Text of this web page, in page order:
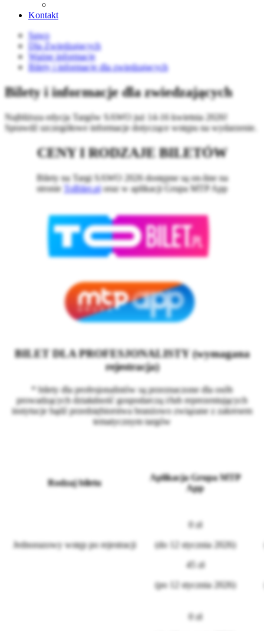
Kontakt
Sawo
Dla Zwiedzających
Ważne informacje
Bilety i informacje dla zwiedzających
Bilety i informacje dla zwiedzających
Najbliższa edycja Targów SAWO już 14-16 kwietnia 2026!
Sprawdź szczegółowe informacje dotyczące wstępu na wydarzenie.
CENY I RODZAJE BILETÓW
Bilety na Targi SAWO 2026 dostępne są on-line na
stronie ToBilet.ploraz w aplikacji Grupa MTP App
BILET DLA PROFESJONALISTY (wymagana
rejestracja)
* bilety dla profesjonalistów są przeznaczone dla osób
prowadzących działalność gospodarczą i/lub reprezentujących
instytucje bądź przedsiębiorstwa branżowo związane z zakresem
tematycznym targów
Rodzaj biletu
Aplikacja Grupa MTP
App
Jednorazowy wstęp po rejestracji
0 zł
(do 12 stycznia 2026)
45 zł
(po 12 stycznia 2026)
0 zł